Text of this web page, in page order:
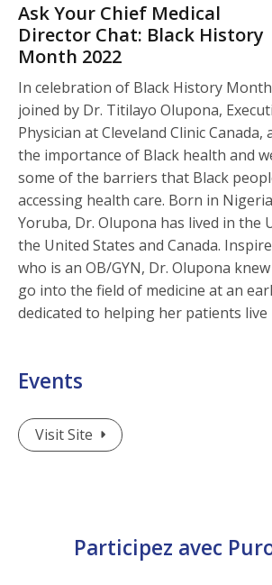
Ask Your Chief Medical
Director Chat: Black History
Month 2022
In celebration of Black History
joined by Dr. Titilayo Olupona,
Physician at Cleveland Clinic Canada,
the importance of Black health and
some of the barriers that Black
accessing health care. Born in
Yoruba, Dr. Olupona has lived in the
the United States and Canada.
who is an OB/GYN, Dr. Olupona
go into the field of medicine at an
dedicated to helping her patients live
Events
Visit Site
(Opens in a new window)
Participez avec